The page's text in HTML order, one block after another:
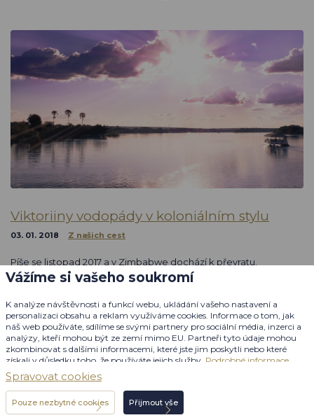
Viktoriiny vodopády v koloniálním stylu
03. 01. 2018 Z našich cest
Píše se listopad 2017 a v Zimbabwe dochází k převratu.
Dosluhující prezident Mugabe je armádou zadržen, jeho choť
okamžik k návštěvě této země? Jsem dost šílený a vyrážím
vstříc…
Autorem článku je
Ing. Júnis El Hassan
Přečtěte si celý příběh
Individuální poptávka
Vážíme si vašeho soukromí
K analýze návštěvnosti a funkcí webu, ukládání vašeho nastavení a
personalizaci obsahu a reklam využíváme cookies. Informace o tom, jak
náš web používáte, sdílíme se svými partnery pro sociální média, inzerci a
analýzy, kteří mohou být ze zemí mimo EU. Partneři tyto údaje mohou
zkombinovat s dalšími informacemi, které jste jim poskytli nebo které
získali v důsledku toho, že používáte jejich služby. Podrobné informace
Spravovat cookies
Pouze nezbytné cookies Přijmout vše